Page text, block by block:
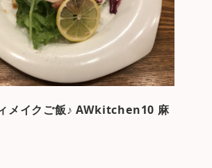
メイクご飯♪ AWkitchen10 麻